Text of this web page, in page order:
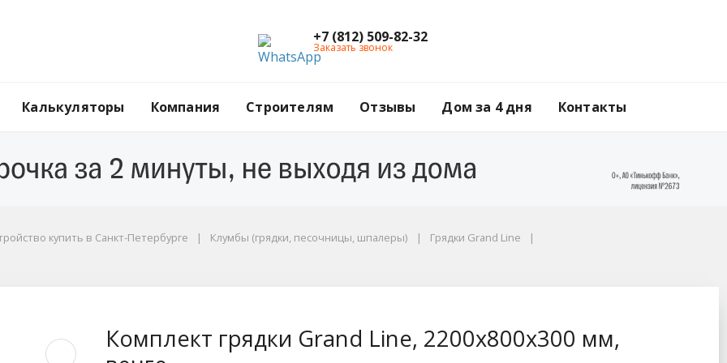
+7 (812) 509-82-32
Заказать звонок
Калькуляторы Компания Строителям Отзывы Дом за 4 дня Контакты
купить в Санкт-Петербурге Клумбы (грядки, песочницы, шпалеры)
Грядки Grand Line
Комплект грядки Grand Line, 2200х800x300 мм,